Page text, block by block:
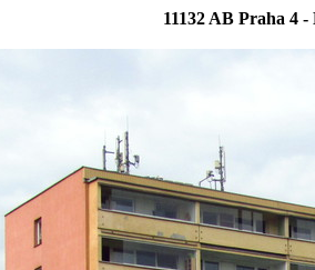
11132 AB Praha 4